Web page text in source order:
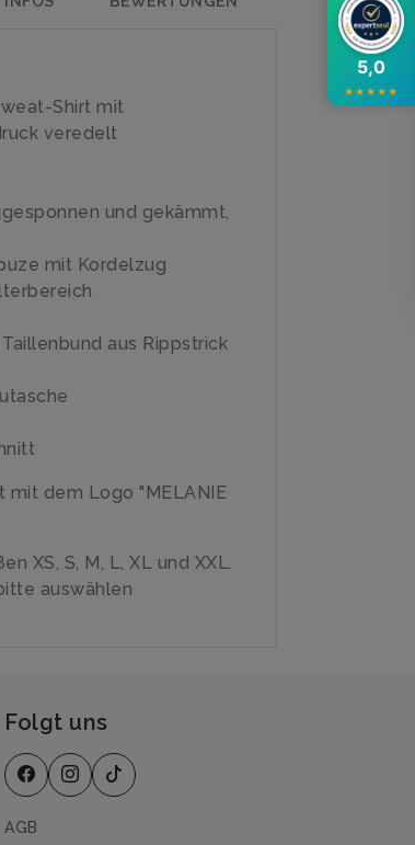
Shirt mit
veredelt
und gekämmt,
mit Kordelzug
aus Rippstrick
mit dem Logo "MELANIE
XS, S, M, L, XL und XXL.
auswählen
Folgt uns
AGB
5,0
★★★★★